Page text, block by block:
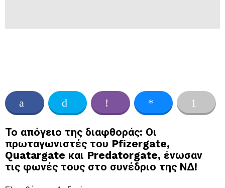
Το απόγειο της διαφθοράς: Οι
πρωταγωνιστές του Pfizergate,
Quatargate και Predatorgate, ένωσαν
τις φωνές τους στο συνέδριο της ΝΔ!